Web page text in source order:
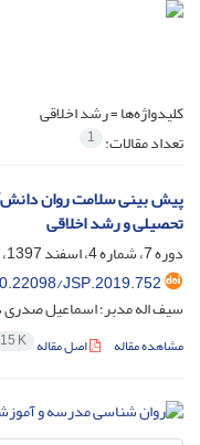
کلیدواژه‌ها =رشد اخلاقی
تعداد مقالات: 1
پیش بینی سلامت روان
تحصیلی و رشد اخلاقی
دوره 7، شماره 4، اسفند 1397، صفحه
JSP.2019.752
سیف اله مدبر؛ اسماعیل
مشاهده مقاله اصل مقاله K